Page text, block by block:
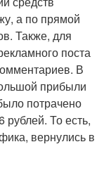
а по прямой
Также, для
поста
В
прибыли
потрачено
рублей. То есть,
вернулись в